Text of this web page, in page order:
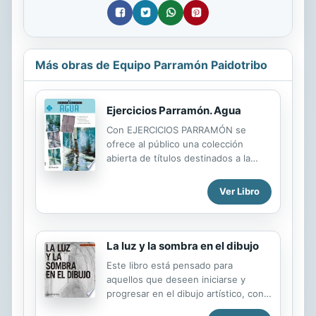
Más obras de Equipo Parramón Paidotribo
Ejercicios Parramón. Agua
Con EJERCICIOS PARRAMÓN se
ofrece al público una colección
abierta de títulos destinados a la
volumen se dedica a un tema
(paisaje, bodegón, figura, etc.) o a
una técnica (óleo, acuarela, pastel,
etc.), y presenta un conjunto de
ejercicios variados, desarrollados por
modelo para pintar, una introducción
a cada ejercicio, un cuadro de los
distintos materiales que se necesitan
para su desarrollo y una secuencia
Ver Libro
La luz y la sombra en el dibujo
Este libro está pensado para
aquellos que deseen iniciarse y
progresar en el dibujo artístico, con
un método pedagógico que invita a